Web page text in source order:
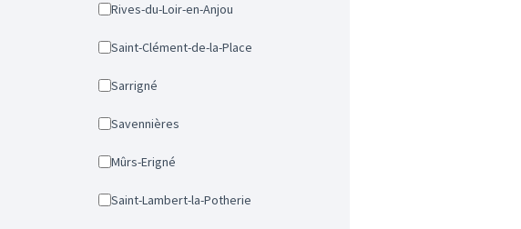
Rives-du-Loir-en-Anjou
Saint-Clément-de-la-Place
Sarrigné
Savennières
Mûrs-Erigné
Saint-Lambert-la-Potherie